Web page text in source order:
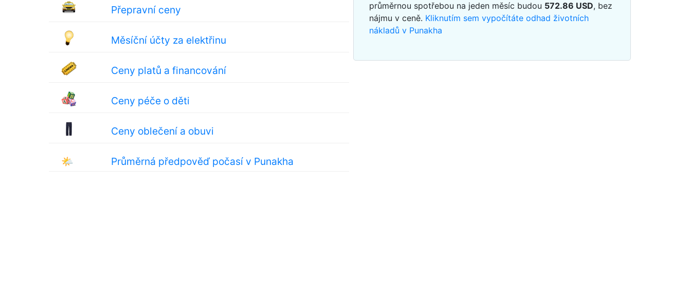
Přepravní ceny
Měsíční účty za elektřinu
Ceny platů a financování
Ceny péče o děti
Ceny oblečení a obuvi
🌤 Průměrná předpověď počasí v Punakha
průměrnou spotřebou na jeden měsíc budou 572.86 USD, bez
nájmu v ceně. Kliknutím sem vypočítáte odhad životních
nákladů v Punakha